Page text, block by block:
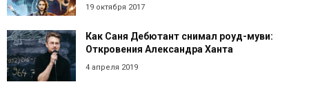
19 октября 2017
Как Саня Дебютант снимал роуд-муви:
Откровения Александра Ханта
4 апреля 2019